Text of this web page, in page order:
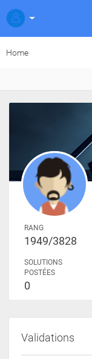
Home
RANG
1949/3828
SOLUTIONS
POSTÉES
0
Validations